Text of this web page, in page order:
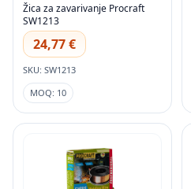
Žica za zavarivanje Procraft
SW1213
24,77 €
SKU: SW1213
MOQ: 10